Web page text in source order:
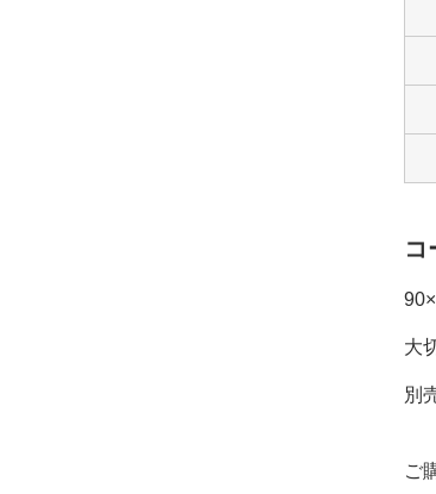
コ
大
別
ご